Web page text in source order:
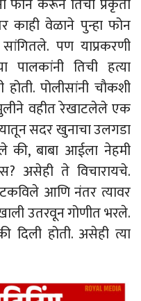
फोन करून तिची प्रकृती
काही वेळाने पुन्हा फोन
पण याप्रकरणी
पालकांनी तिची हत्या
पोलीसांनी चाैकशी
वहीत रेखाटलेले एक
यातून सदर खुनाचा उलगडा
की, बाबा आईला नेहमी
असेही ते विचारायचे.
आणि नंतर त्यावर
उतरवून गोणीत भरले.
दिली होती. असेही त्या